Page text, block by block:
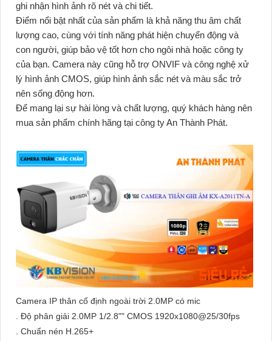
ghi nhận hình ảnh rõ nét và chi tiết.
Điểm nổi bật nhất của sản phẩm là khả năng thu âm chất
lượng cao, cùng với tính năng phát hiện chuyển động và
con người, giúp bảo vệ tốt hơn cho ngôi nhà hoặc công ty
của bạn. Camera này cũng hỗ trợ ONVIF và công nghệ xử
lý hình ảnh CMOS, giúp hình ảnh sắc nét và màu sắc trở
nên sống động hơn.
Để mang lại sự hài lòng và chất lượng, quý khách hàng nên
mua sản phẩm chính hãng tại công ty An Thành Phát.
Camera IP thân cố định ngoài trời 2.0MP có mic
. Độ phân giải 2.0MP 1/2.8"" CMOS 1920x1080@25/30fps
. Chuẩn nén H.265+